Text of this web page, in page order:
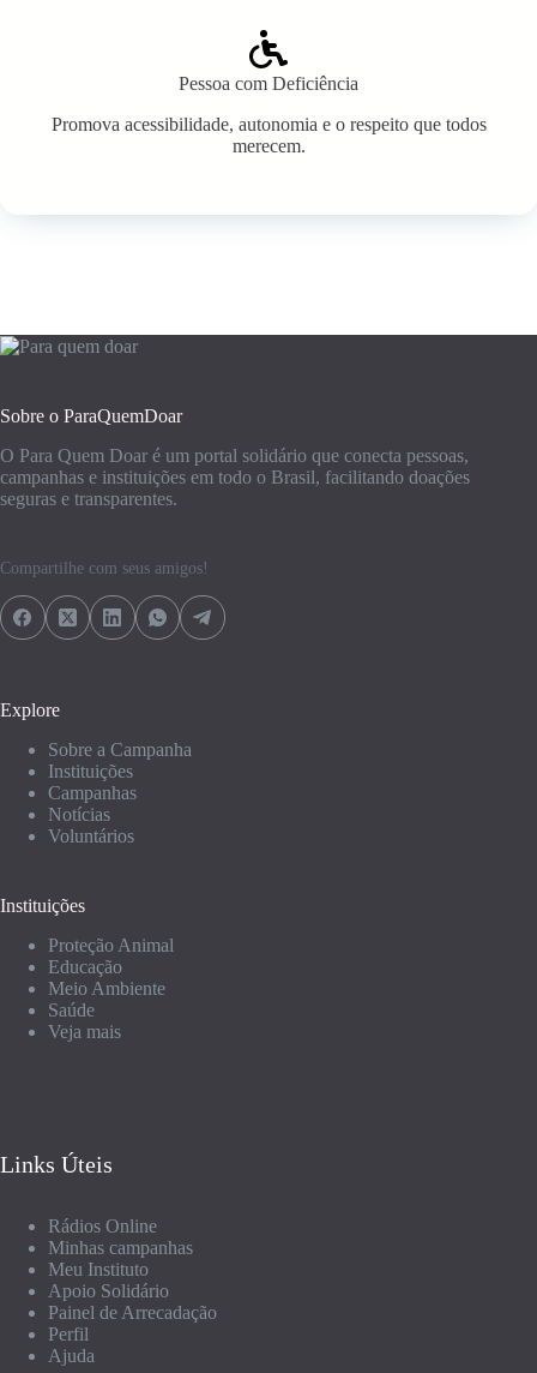
Pessoa com Deficiência
Promova acessibilidade, autonomia e o respeito que todos
merecem.
Sobre o ParaQuemDoar
O Para Quem Doar é um portal solidário que conecta pessoas,
campanhas e instituições em todo o Brasil, facilitando doações
seguras e transparentes.
Compartilhe com seus amigos!
Explore
Sobre a Campanha
Instituições
Campanhas
Notícias
Voluntários
Instituições
Proteção Animal
Educação
Meio Ambiente
Saúde
Veja mais
Links Úteis
Rádios Online
Minhas campanhas
Meu Instituto
Apoio Solidário
Painel de Arrecadação
Perfil
Ajuda